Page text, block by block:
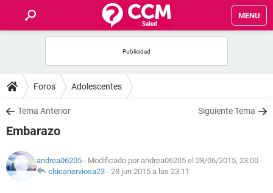
MENU
FOROS
SALUD
NUTRICIÓN
Foros Adolescentes
Tema Anterior Siguiente Tema
Embarazo
andrea06205 - Modificado por andrea06205 el 28/06/2015, 23:00
chicanerviosa23 - 28 jun 2015 a las 23:11